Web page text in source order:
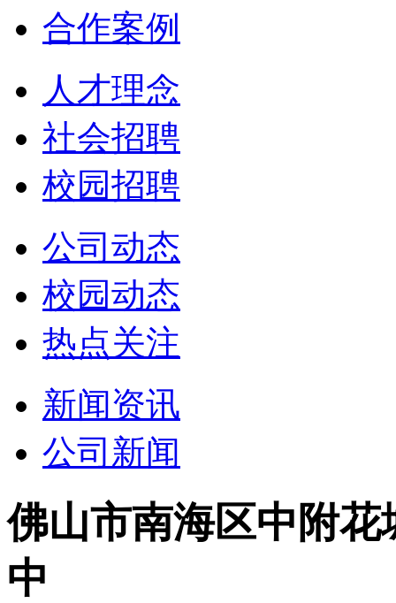
合作案例
人才理念
社会招聘
校园招聘
公司动态
校园动态
热点关注
新闻资讯
公司新闻
佛山市南海区中附花
中